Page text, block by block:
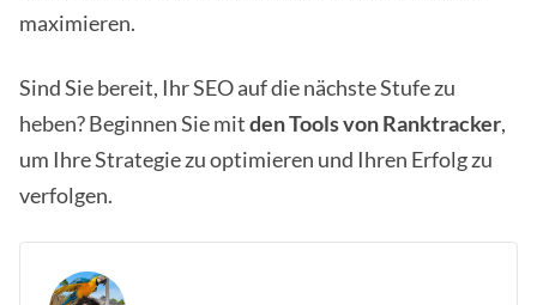
maximieren.
Sind Sie bereit, Ihr SEO auf die nächste Stufe zu
heben? Beginnen Sie mitden Tools von Ranktracker,
um Ihre Strategie zu optimieren und Ihren Erfolg zu
verfolgen.